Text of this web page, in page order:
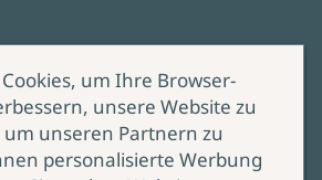
um Ihre Browser-
unsere Website zu
unseren Partnern zu
personalisierte Werbung